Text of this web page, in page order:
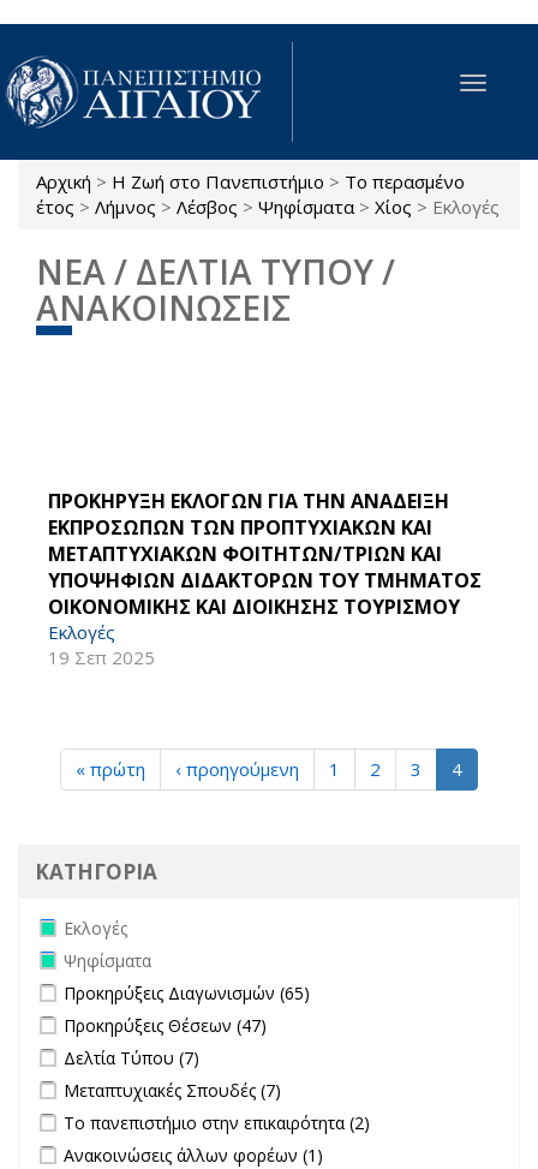
Παράκαμψη προς το κυρίως περιεχόμενο
Toggle
Είστε εδώ
Αρχική > Η Ζωή στο Πανεπιστήμιο > Το περασμένο
έτος > Λήμνος > Λέσβος > Ψηφίσματα > Χίος > Εκλογές
ΝΕΑ / ΔΕΛΤΙΑ ΤΥΠΟΥ /
ΑΝΑΚΟΙΝΩΣΕΙΣ
ΠΡΟΚΗΡΥΞΗ ΕΚΛΟΓΩΝ ΓΙΑ ΤΗΝ ΑΝΑΔΕΙΞΗ
ΕΚΠΡΟΣΩΠΩΝ ΤΩΝ ΠΡΟΠΤΥΧΙΑΚΩΝ ΚΑΙ
ΜΕΤΑΠΤΥΧΙΑΚΩΝ ΦΟΙΤΗΤΩΝ/ΤΡΙΩΝ ΚΑΙ
ΥΠΟΨΗΦΙΩΝ ΔΙΔΑΚΤΟΡΩΝ ΤΟΥ ΤΜΗΜΑΤΟΣ
ΟΙΚΟΝΟΜΙΚΗΣ ΚΑΙ ΔΙΟΙΚΗΣΗΣ ΤΟΥΡΙΣΜΟΥ
Εκλογές
19 Σεπ 2025
« πρώτη ‹ προηγούμενη 1 2 3 4
ΚΑΤΗΓΟΡΙΑ
Remove Εκλογές filter
Εκλογές
Remove Ψηφίσματα filter
Ψηφίσματα
Apply Προκηρύξεις Διαγωνισμών filter
Προκηρύξεις Διαγωνισμών (65)
Apply Προκηρύξεις Θέσεων filter
Προκηρύξεις Θέσεων (47)
Apply Δελτία Τύπου filter
Δελτία Τύπου (7)
Apply Μεταπτυχιακές Σπουδές filter
Μεταπτυχιακές Σπουδές (7)
Apply Το πανεπιστήμιο στην επικαιρότητα filter
Το πανεπιστήμιο στην επικαιρότητα (2)
Apply Ανακοινώσεις άλλων φορέων filter
Ανακοινώσεις άλλων φορέων (1)